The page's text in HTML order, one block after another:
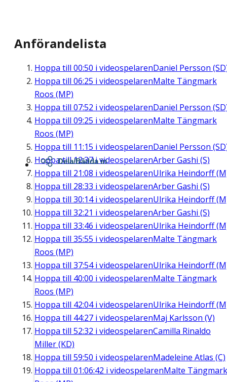
Anförandelista
Hoppa till 00:50 i videospelarenDaniel Persson
Hoppa till 06:25 i videospelarenMalte Tängmark
Roos (MP)
Hoppa till 07:52 i videospelarenDaniel Persson
Hoppa till 09:25 i videospelarenMalte Tängmark
Roos (MP)
Hoppa till 11:15 i videospelarenDaniel Persson
Hoppa till12:37i videospelarenArber Gashi (S)
Hoppa till 21:08 i videospelarenUlrika Heindorff
Hoppa till 28:33 i videospelarenArber Gashi (S)
Hoppa till 30:14i videospelarenUlrika Heindorff
Hoppa till 32:21 i videospelarenArber Gashi (S)
Hoppa till 33:46 i videospelarenUlrika Heindorff
Hoppa till 35:55 i videospelarenMalte Tängmark
Roos (MP)
Hoppa till 37:54i videospelarenUlrika Heindorff
Hoppa till 40:00 i videospelarenMalte Tängmark
Roos (MP)
Hoppa till 42:04i videospelarenUlrika Heindorff
Hoppa till 44:27 i videospelarenMaj Karlsson (V)
Hoppa till 52:32 i videospelarenCamilla Rinaldo
Miller (KD)
Hoppa till 59:50 i videospelarenMadeleine Atlas (C)
Hoppa till 01:06:42 i videospelarenMalte Tängmark
Dela/Bädda in